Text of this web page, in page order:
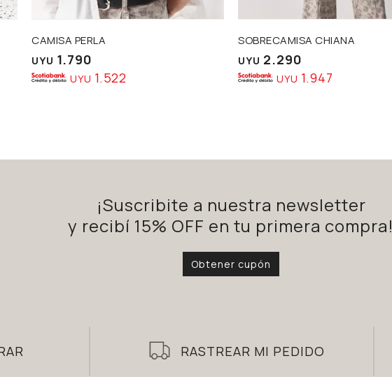
CAMISA PERLA
UYU 1.790
UYU 1.522
SOBRECAMISA CHIANA
UYU 2.290
UYU 1.947
¡Suscribite a nuestra newsletter
y recibí 15% OFF en tu primera compra!
Obtener cupón
RASTREAR MI PEDIDO